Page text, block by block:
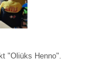
"Oliüks Henno".